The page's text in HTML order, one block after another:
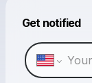
Get notified